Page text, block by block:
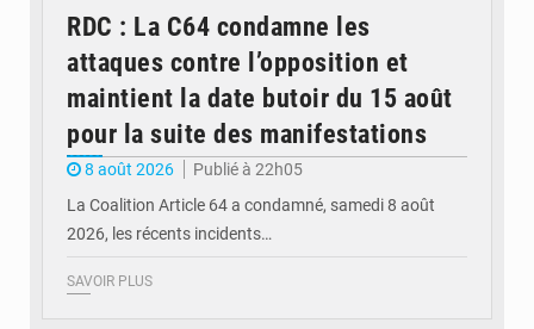
RDC : La C64 condamne les
attaques contre l’opposition et
maintient la date butoir du 15 août
pour la suite des manifestations
8 août 2026
Publié à 22h05
La Coalition Article 64 a condamné, samedi 8 août
2026, les récents incidents…
SAVOIR PLUS